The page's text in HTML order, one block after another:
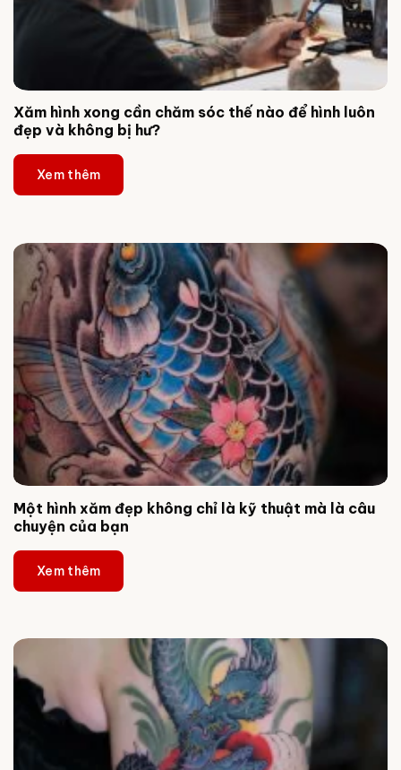
Xăm hình xong cần chăm sóc thế nào để hình luôn
đẹp và không bị hư?
Xem thêm
Một hình xăm đẹp không chỉ là kỹ thuật mà là câu
chuyện của bạn
Xem thêm